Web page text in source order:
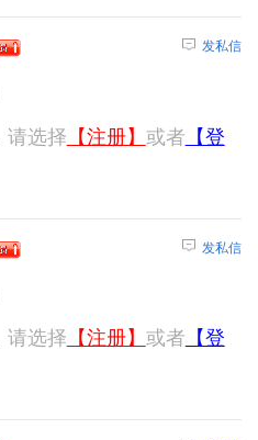
发私信
请选择 【注册】 或者 【登
发私信
请选择 【注册】 或者 【登